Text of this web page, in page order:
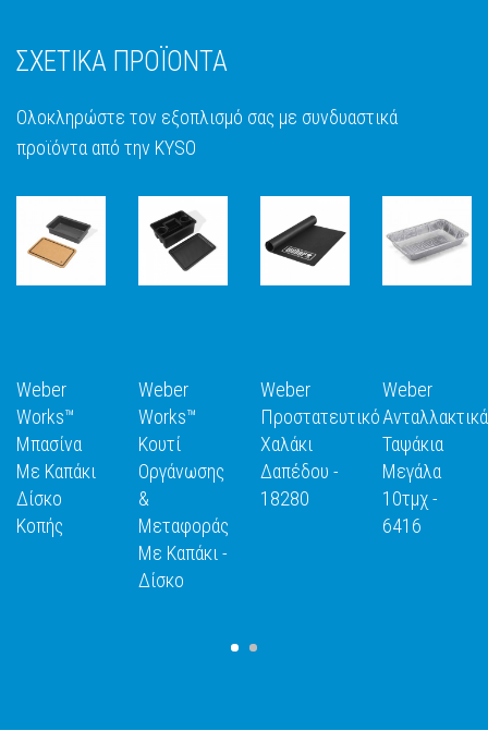
ΣΧΕΤΙΚΑ ΠΡΟΪΟΝΤΑ
Ολοκληρώστε τον εξοπλισμό σας με συνδυαστικά
προϊόντα από την KYSO
ΑΝΑΚΑΛΥΨΕ
ΤΟ
Weber
Works™
Μπασίνα
Με Καπάκι
Δίσκο
Κοπής
ΑΝΑΚΑΛΥΨΕ
Weber
Works™
Κουτί
Οργάνωσης
&
Μεταφοράς
Με Καπάκι -
Δίσκο
ΑΝΑΚΑΛΥΨΕ
ΤΟ
Weber
Προστατευτικό
Χαλάκι
Δαπέδου -
18280
ΤΟ
Weber
Ανταλλακτικά
Ταψάκια
Μεγάλα
10τμχ -
6416